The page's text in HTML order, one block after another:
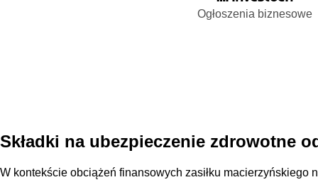
Ogłoszenia biznesowe
Składki na ubezpieczenie zdrowotne
W kontekście obciążeń finansowych zasiłku macierzyńskiego